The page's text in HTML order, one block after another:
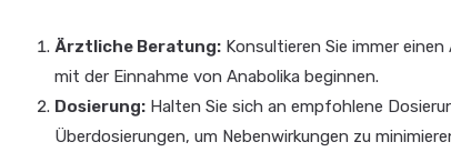
Ärztliche Beratung: Konsultieren Sie immer
mit der Einnahme von Anabolika beginnen.
Dosierung: Halten Sie sich an empfohlene
Überdosierungen, um Nebenwirkungen zu